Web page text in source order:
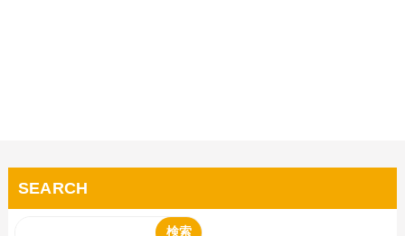
SEARCH